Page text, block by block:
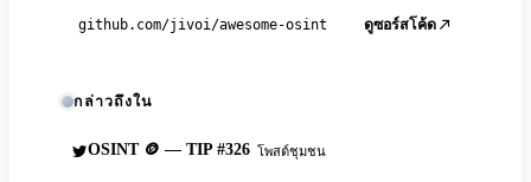
github.com/jivoi/awesome-osint ดูซอร์สโค้ด
กล่าวถึงใน
OSINT 🪙 — TIP #326 โพสต์ชุมชน